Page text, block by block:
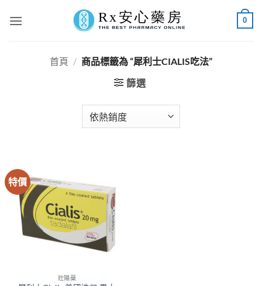
0
首頁 / 商品標籤為 “犀利士CIALIS吃法”
篩選
特價
壯陽藥